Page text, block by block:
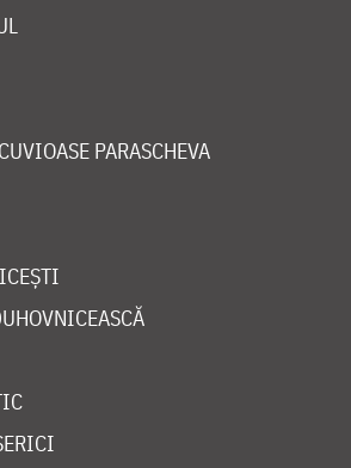
PARASCHEVA